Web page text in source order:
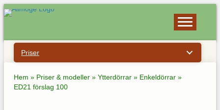
Priser
Hem » Priser & modeller » Ytterdörrar » Enkeldörrar »
ED21 förslag 100